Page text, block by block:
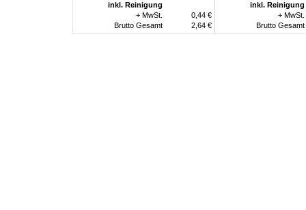
inkl. Reinigung
+ MwSt.
0,44 €
Brutto Gesamt
2,64 €
inkl. Reinigung
+ MwSt.
Brutto Gesamt